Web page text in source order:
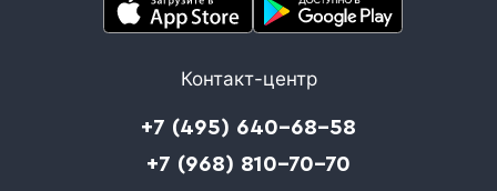
Контакт-центр
+7 (495) 640-68-58
+7 (968) 810-70-70